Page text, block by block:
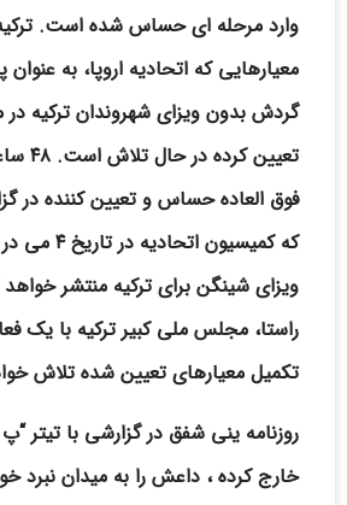
وارد مرحله ای حساس شده است.
معیارهایی که اتحادیه اروپا، به
گردش بدون ویزای شهروندان ترکیه
تعیین
فوق العاده حساس و تعیین کننده در
که کمیسیون
ویزای شینگن برای ترکیه منتشر
راستا، مجلس ملی کبیر ترکیه با یک
تکمیل معیارهای تعیین شده تلاش
روزنامه ینی شفق در گزارشی با تیتر
خارج کرده ، داعش را به میدان نبرد